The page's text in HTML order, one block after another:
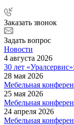
Заказать звонок
Задать вопрос
Новости
4 августа 2026
30 лет
28 мая 2026
Мебельная
25 мая 2026
Мебельная
24 апреля 2026
Мебельная